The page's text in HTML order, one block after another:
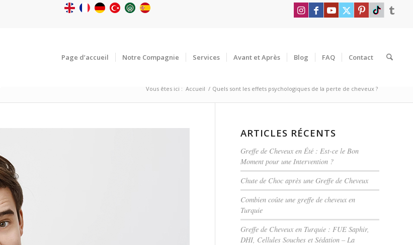
Page d’accueil Notre Compagnie Services Avant et Après Blog FAQ Contact
Vous êtes ici : Accueil / Quels sont les effets psychologiques de la perte de cheveux ?
ARTICLES RÉCENTS
Greffe de Cheveux en Été : Est-ce le Bon
Moment pour une Intervention ?
Chute de Choc après une Greffe de Cheveux
Combien coûte une greffe de cheveux en
Turquie
Greffe de Cheveux en Turquie : FUE Saphir,
DHI, Cellules Souches et Sédation – La